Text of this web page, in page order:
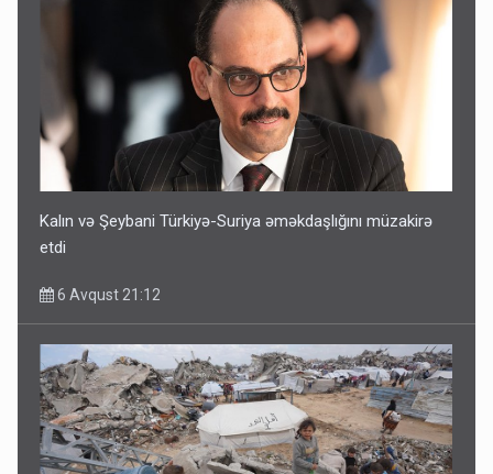
Kalın və Şeybani Türkiyə-Suriya əməkdaşlığını müzakirə
etdi
6 Avqust 21:12